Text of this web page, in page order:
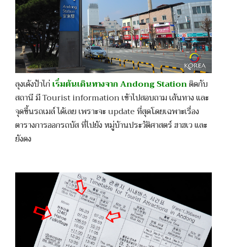
ลุงเด้งป้าไก่เริ่มต้นเดินทางจาก Andong Stationติดกับ
สถานี มี Tourist information เข้าไปสอบถาม เส้นทาง และ
จุดขึ้นรถเมล์ ได้เลย เพราะจะ update ที่สุดโดยเฉพาะเรื่อง
ตารางการออกรถบัส ที่ไปยัง หมู่บ้านประวัติศาสตร์ ฮาฮเว และ
ยังดง